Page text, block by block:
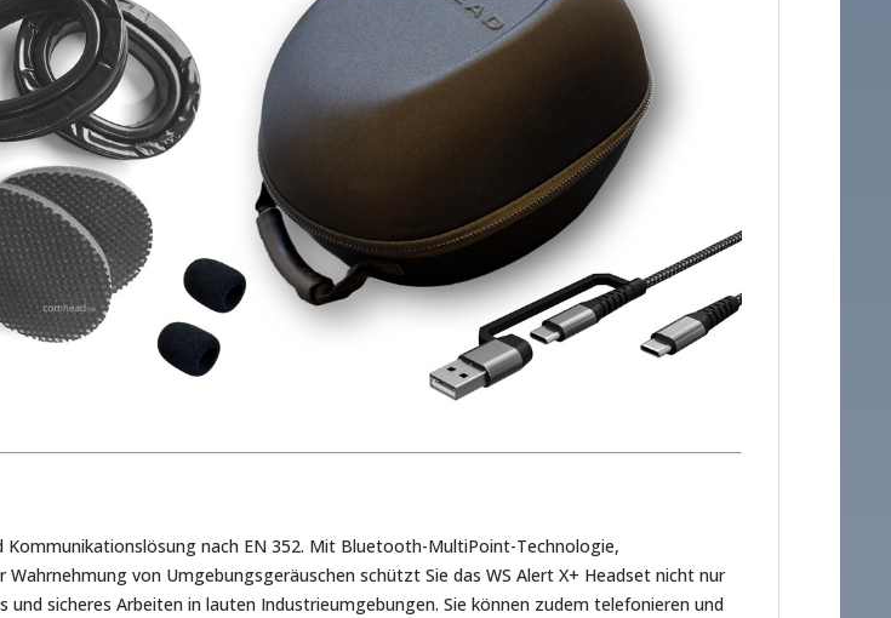
nach EN 352. Mit Bluetooth-MultiPoint-Technologie,
von Umgebungsgeräuschen schützt Sie das WS Alert X+ Headset nicht nur
sicheres Arbeiten in lauten Industrieumgebungen. Sie können zudem telefonieren und